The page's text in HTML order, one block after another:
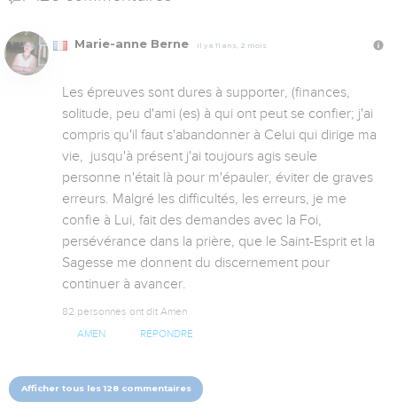
Marie-anne Berne Il y a 11 ans, 2 mois
Les épreuves sont dures à supporter, (finances,
solitude, peu d'ami (es) à qui ont peut se confier; j'ai
compris qu'il faut s'abandonner à Celui qui dirige ma
vie,  jusqu'à présent j'ai toujours agis seule
personne n'était là pour m'épauler, éviter de graves
erreurs. Malgré les difficultés, les erreurs, je me
confie à Lui, fait des demandes avec la Foi,
persévérance dans la prière, que le Saint-Esprit et la
Sagesse me donnent du discernement pour
continuer à avancer.
82 personnes ont dit Amen
AMEN RÉPONDRE
Afficher tous les 128 commentaires